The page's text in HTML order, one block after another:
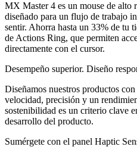
MX Master 4 es un mouse de alto
diseñado para un flujo de trabajo
sentir. Ahorra hasta un 33% de tu
de Actions Ring, que permiten
directamente con el cursor.
Desempeño superior. Diseño
Diseñamos nuestros productos
velocidad, precisión y un
sostenibilidad es un criterio clave
desarrollo del producto.
Sumérgete con el panel Haptic